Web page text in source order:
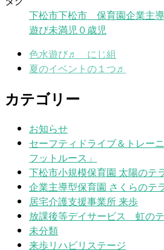
下松市下松市 保育園企業主
遊び未満児０歳児
色水遊び♬ にじ組
夏のイベントの１つ♬
カテゴリー
お知らせ
セーフティドライブ＆トレ
フットルース」
下松市小規模保育園 太陽のテ
企業主導型保育園 さくらのテ
居宅介護支援事業所 来歩
放課後等デイサービス 虹の
未分類
来歩リハビリステージ